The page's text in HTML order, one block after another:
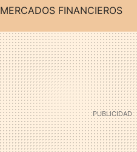
MERCADOS FINANCIEROS